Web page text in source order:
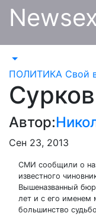
Перейти
ПОЛИТИКА Свой
Автор:
Сен 23, 2013
СМИ сообщили о
известного
Вышеназванный
лет и с его именем
большинство